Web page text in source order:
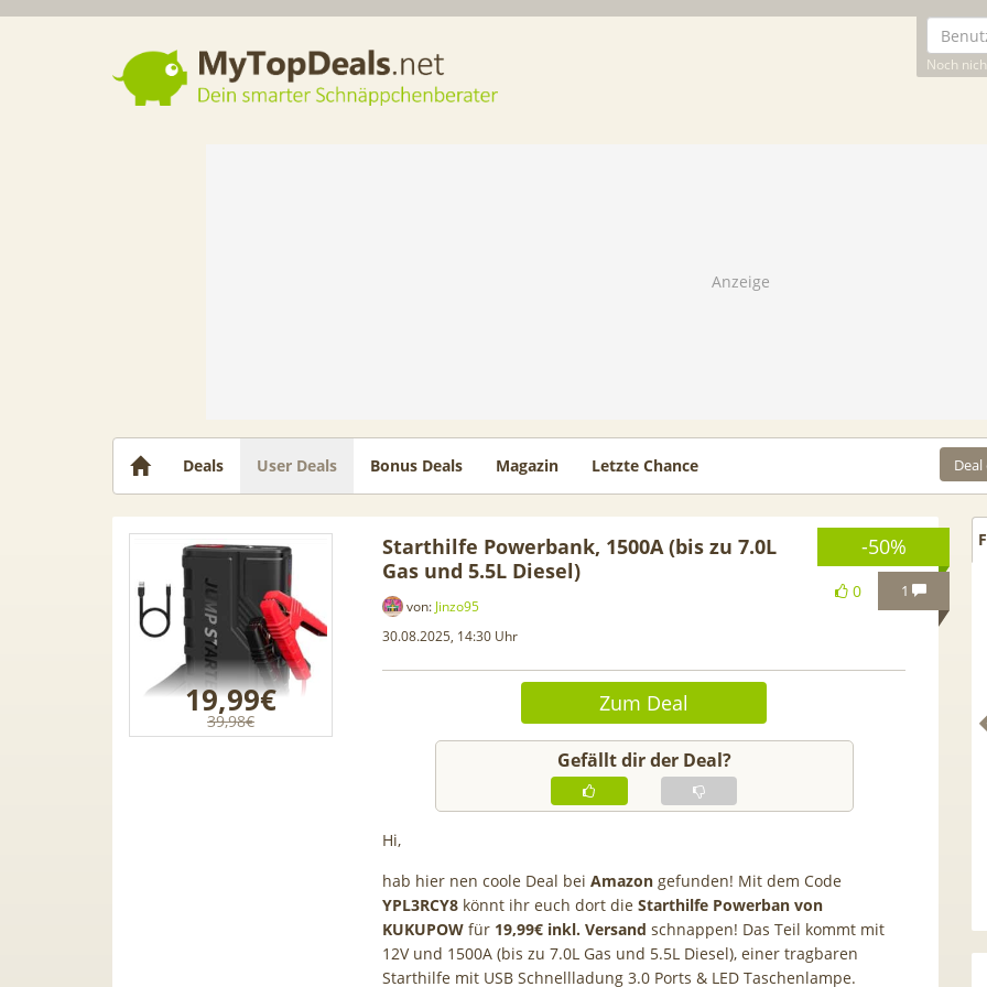
Noch
Dein smarter Schnäppchenberater
Deals User Deals Bonus Deals Magazin Letzte Chance
-50%
1
0
19,99€
39,98€
Starthilfe Powerbank, 1500A (bis zu 7.0L
Gas und 5.5L Diesel)
von: Jinzo95
30.08.2025, 14:30 Uhr
Zum Deal
Gefällt dir der Deal?
Hi,
hab hier nen coole Deal bei Amazon gefunden! Mit dem Code
YPL3RCY8 könnt ihr euch dort die Starthilfe Powerban von
KUKUPOW für 19,99€ inkl. Versand schnappen! Das Teil kommt mit
12V und 1500A (bis zu 7.0L Gas und 5.5L Diesel), einer tragbaren
Starthilfe mit USB Schnellladung 3.0 Ports & LED Taschenlampe.
80GB für 29,99€ mit GigaKombi
[Eff. GRATIS!] 📲 Samsung
Galaxy S26 (256GB) für 169€ +
50GB 5G Otelo Vodafone Allnet
für 19,99€ + 50€ BONUS
50€ Wechselbonus! 🎉 50GB 5G
Vodafone Allnet für 7,99€ mtl.
| 0,00€ Anschlusskosten |
5,91€